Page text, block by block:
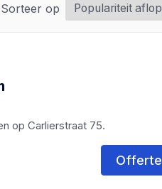
Sorteer op
op Carlierstraat 75.
Offerte